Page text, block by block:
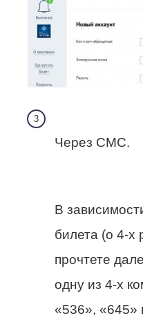
Через СМС.
В
билета (о 4-х
прочтете
одну из 4-х
«536»,